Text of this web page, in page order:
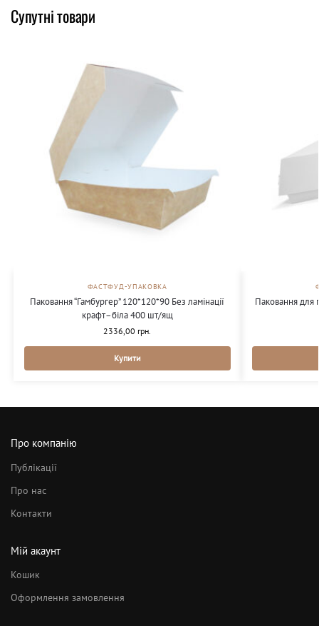
Супутні товари
ФАСТФУД-УПАКОВКА
Паковання “Гамбургер” 120*120*90 Без ламінації
крафт–біла 400 шт/ящ
2336,00 грн.
Купити
Паковання для
Про компанію
Публікації
Про нас
Контакти
Мій акаунт
Кошик
Оформлення замовлення